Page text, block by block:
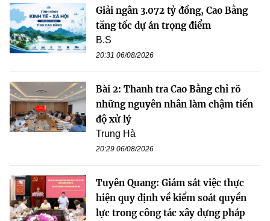
Giải ngân 3.072 tỷ đồng, Cao Bằng
tăng tốc dự án trọng điểm
B.S
20:31 06/08/2026
Bài 2: Thanh tra Cao Bằng chỉ rõ
những nguyên nhân làm chậm tiến
độ xử lý
Trung Hà
20:29 06/08/2026
Tuyên Quang: Giám sát việc thực
hiện quy định về kiểm soát quyền
lực trong công tác xây dựng pháp